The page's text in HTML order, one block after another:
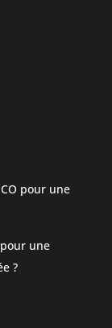
pour une
une
?